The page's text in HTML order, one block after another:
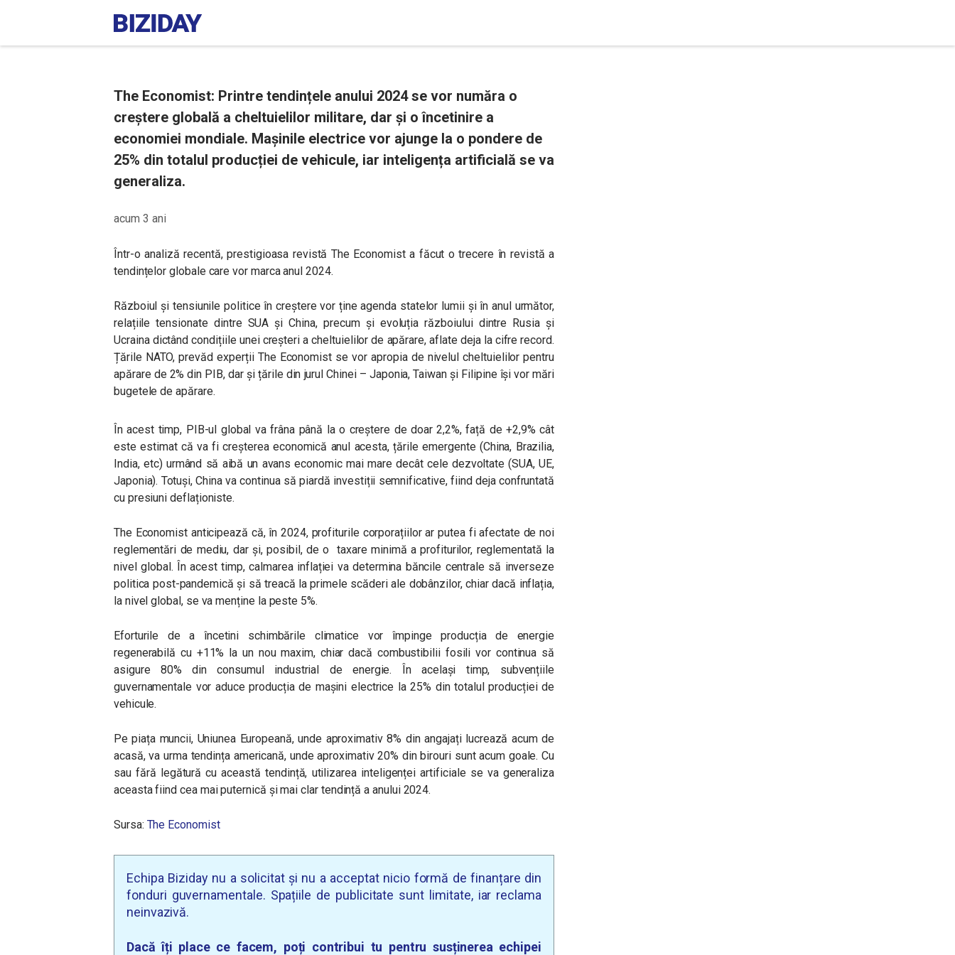
The Economist: Printre tendințele anului 2024 se vor număra o
creștere globală a cheltuielilor militare, dar și o încetinire a
economiei mondiale. Mașinile electrice vor ajunge la o pondere de
25% din totalul producției de vehicule, iar inteligența artificială se va
generaliza.
acum 3 ani
Într-o analiză recentă, prestigioasa revistă The Economist a făcut o trecere în revistă a
tendințelor globale care vor marca anul 2024.
Războiul și tensiunile politice în creștere vor ține agenda statelor lumii și în anul următor,
relațiile tensionate dintre SUA și China, precum și evoluția războiului dintre Rusia și
Ucraina dictând condițiile unei creșteri a cheltuielilor de apărare, aflate deja la cifre record.
Țările NATO, prevăd experții The Economist se vor apropia de nivelul cheltuielilor pentru
apărare de 2% din PIB, dar și țările din jurul Chinei – Japonia, Taiwan și Filipine își vor mări
bugetele de apărare.
În acest timp, PIB-ul global va frâna până la o creștere de doar 2,2%, față de +2,9% cât
este estimat că va fi creșterea economică anul acesta, țările emergente (China, Brazilia,
India, etc) urmând să aibă un avans economic mai mare decât cele dezvoltate (SUA, UE,
Japonia). Totuși, China va continua să piardă investiții semnificative, fiind deja confruntată
cu presiuni deflaționiste.
The Economist anticipează că, în 2024, profiturile corporațiilor ar putea fi afectate de noi
reglementări de mediu, dar și, posibil, de o taxare minimă a profiturilor, reglementată la
nivel global. În acest timp, calmarea inflației va determina băncile centrale să inverseze
politica post-pandemică și să treacă la primele scăderi ale dobânzilor, chiar dacă inflația,
la nivel global, se va menține la peste 5%.
Eforturile de a încetini schimbările climatice vor împinge producția de energie
regenerabilă cu +11% la un nou maxim, chiar dacă combustibilii fosili vor continua să
asigure 80% din consumul industrial de energie. În același timp, subvențiile
guvernamentale vor aduce producția de mașini electrice la 25% din totalul producției de
vehicule.
Pe piața muncii, Uniunea Europeană, unde aproximativ 8% din angajați lucrează acum de
acasă, va urma tendința americană, unde aproximativ 20% din birouri sunt acum goale. Cu
sau fără legătură cu această tendință, utilizarea inteligenței artificiale se va generaliza
aceasta fiind cea mai puternică și mai clar tendință a anului 2024.
Sursa: The Economist
Echipa Biziday nu a solicitat și nu a acceptat nicio formă de finanțare din
fonduri guvernamentale. Spațiile de publicitate sunt limitate, iar reclama
neinvazivă.
Dacă îți place ce facem, poți contribui tu pentru susținerea echipei